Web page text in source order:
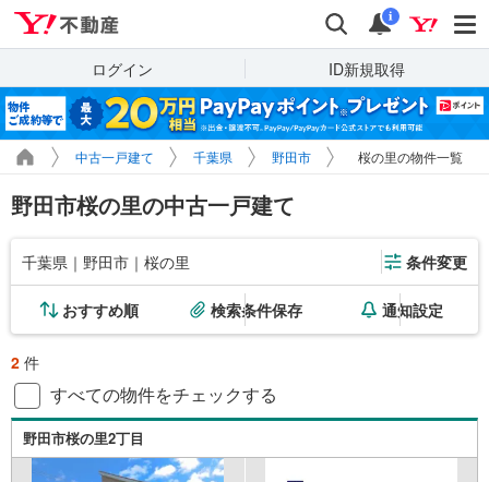
検索 通知
i
ログイン ID新規取得
中古一戸建て 千葉県 野田市 桜の里の物件一覧
野田市桜の里の中古一戸建て
千葉県｜野田市｜桜の里 条件変更
おすすめ順 検索条件保存 通知設定
2 件
すべての物件をチェックする
野田市桜の里2丁目